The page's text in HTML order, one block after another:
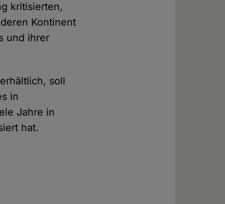
kritisierten,
Kontinent
und ihrer
soll
in
Jahre in
hat.